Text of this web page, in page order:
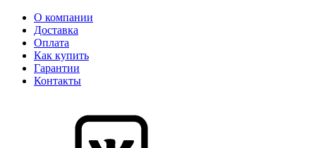
О компании
Доставка
Оплата
Как купить
Гарантии
Контакты